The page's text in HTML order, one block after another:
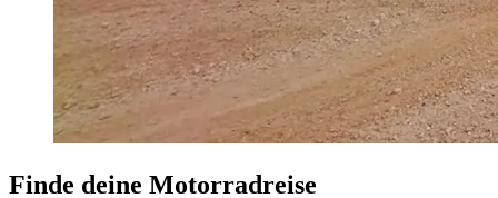
Finde deine Motorradreise